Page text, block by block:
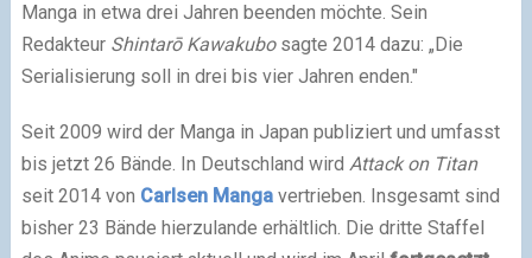
Manga in etwa drei Jahren beenden möchte. Sein
Redakteur Shintarō Kawakubosagte 2014 dazu: „Die
Serialisierung soll in drei bis vier Jahren enden."
Seit 2009 wird der Manga in Japan publiziert und umfasst
bis jetzt 26 Bände. In Deutschland wird Attack on Titan
seit 2014 von Carlsen Manga vertrieben. Insgesamt sind
bisher 23 Bände hierzulande erhältlich. Die dritte Staffel